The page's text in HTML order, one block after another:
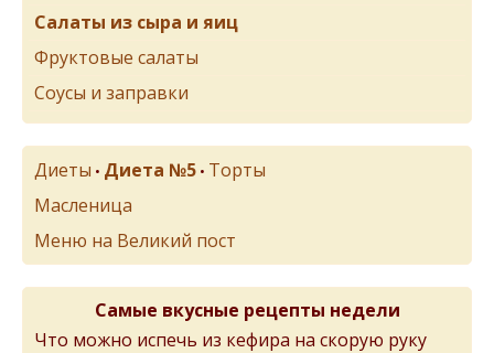
Салаты из сыра и яиц
Фруктовые салаты
Соусы и заправки
Диеты • Диета №5 • Торты
Масленица
Меню на Великий пост
Самые вкусные рецепты недели
Что можно испечь из кефира на скорую руку